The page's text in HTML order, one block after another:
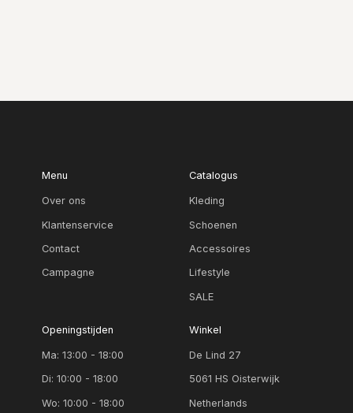
Menu
Over ons
Klantenservice
Contact
Campagne
Catalogus
Kleding
Schoenen
Accessoires
Lifestyle
SALE
Openingstijden
Ma: 13:00 - 18:00
Di: 10:00 - 18:00
Wo: 10:00 - 18:00
Winkel
De Lind 27
5061 HS Oisterwijk
Netherlands